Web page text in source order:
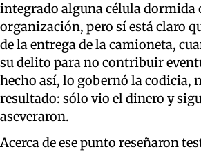
integrado alguna célula dormida
organización, pero sí está claro
de la entrega de la camioneta,
su delito para no contribuir
hecho así, lo gobernó la codicia,
resultado: sólo vio el dinero y
aseveraron.
Acerca de ese punto reseñaron